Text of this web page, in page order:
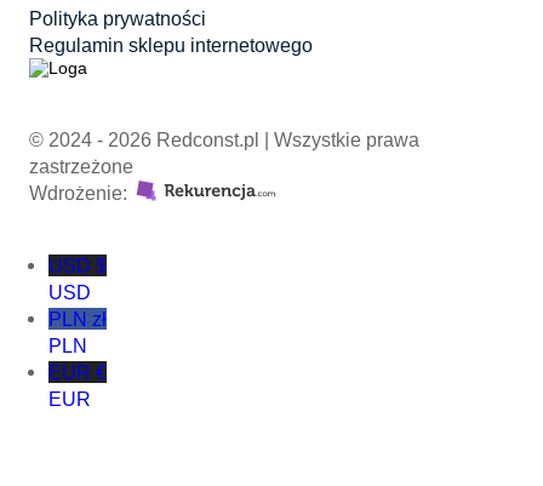
Polityka prywatności
Regulamin sklepu internetowego
© 2024 - 2026 Redconst.pl | Wszystkie prawa
zastrzeżone
Wdrożenie:
USD $
USD
PLN zł
PLN
EUR €
EUR